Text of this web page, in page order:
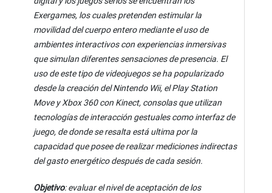
Exergames, los cuales pretenden estimular la
movilidad del cuerpo entero mediante el uso de
ambientes interactivos con experiencias inmersivas
que simulan diferentes sensaciones de presencia. El
uso de este tipo de videojuegos se ha popularizado
desde la creación del Nintendo Wii, el Play Station
Move y Xbox 360 con Kinect, consolas que utilizan
tecnologías de interacción gestuales como interfaz de
juego, de donde se resalta está ultima por la
capacidad que posee de realizar mediciones indirectas
del gasto energético después de cada sesión.
Objetivo: evaluar el nivel de aceptación de los